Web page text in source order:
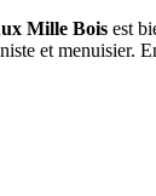
Mille Bois est
et menuisier.